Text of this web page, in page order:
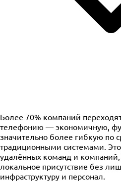
Более 70% компаний
телефонию — экономичную,
значительно более гибкую по
традиционными системами.
удалённых команд и
локальное присутствие без
инфраструктуру и персонал.